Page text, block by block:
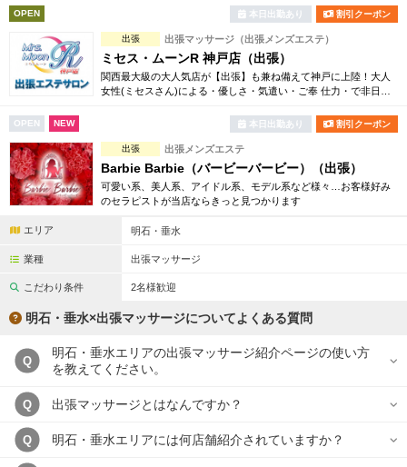
完全個室 半個室あり
ペアルームあり シャワー室完備
フットバスあり 岩盤浴あり
専用駐車場あり 有資格者在籍
日本人スタッフのみ
スタッフ指名可 Ｗセラピスト
駅から徒歩5分以内
閉じる
OPEN 本日出勤あり 割引クーポン
出張 出張マッサージ（出張メンズエステ）
ミセス・ムーンR 神戸店（出張）
関西最大級の大人気店が【出張】も兼ね備えて神戸に上陸！大人
女性(ミセスさん)による・優しさ・気遣い・ご奉 仕力・で非日常
OPEN NEW 本日出勤あり 割引クーポン
出張 出張メンズエステ
Barbie Barbie（バービーバービー）（出張）
可愛い系、美人系、アイドル系、モデル系など様々…お客様好み
のセラピストが当店ならきっと見つかります
エリア 明石・垂水
業種 出張マッサージ
こだわり条件 2名様歓迎
明石・垂水×出張マッサージについてよくある質問
Q
明石・垂水エリアの出張マッサージ紹介ページの使い方
を教えてください。
Q 出張マッサージとはなんですか？
Q 明石・垂水エリアには何店舗紹介されていますか？